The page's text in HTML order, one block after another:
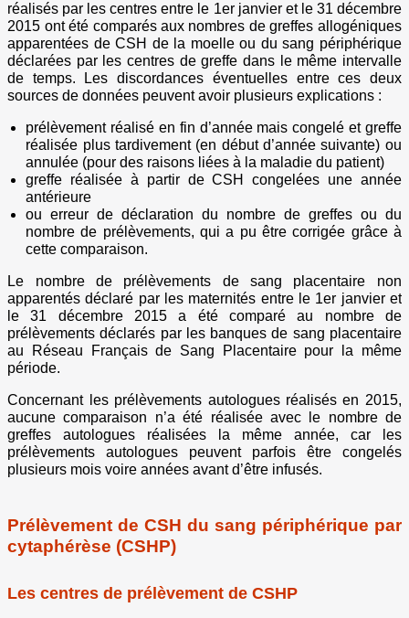
réalisés par les centres entre le 1er janvier et le 31 décembre
2015 ont été comparés aux nombres de greffes allogéniques
apparentées de CSH de la moelle ou du sang périphérique
déclarées par les centres de greffe dans le même intervalle
de temps. Les discordances éventuelles entre ces deux
sources de données peuvent avoir plusieurs explications :
prélèvement réalisé en fin d’année mais congelé et greffe
réalisée plus tardivement (en début d’année suivante) ou
annulée (pour des raisons liées à la maladie du patient)
greffe réalisée à partir de CSH congelées une année
antérieure
ou erreur de déclaration du nombre de greffes ou du
nombre de prélèvements, qui a pu être corrigée grâce à
cette comparaison.
Le nombre de prélèvements de sang placentaire non
apparentés déclaré par les maternités entre le 1er janvier et
le 31 décembre 2015 a été comparé au nombre de
prélèvements déclarés par les banques de sang placentaire
au Réseau Français de Sang Placentaire pour la même
période.
Concernant les prélèvements autologues réalisés en 2015,
aucune comparaison n’a été réalisée avec le nombre de
greffes autologues réalisées la même année, car les
prélèvements autologues peuvent parfois être congelés
plusieurs mois voire années avant d’être infusés.
Prélèvement de CSH du sang périphérique par
cytaphérèse (CSHP)
Les centres de prélèvement de CSHP